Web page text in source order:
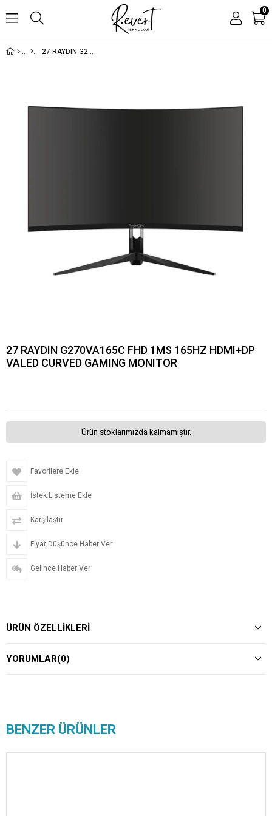
0
27 RAYDIN G270VA165C FHD 1MS 165HZ HDMI+DP VALED CURVED GAMING MONITOR
27 RAYDIN G270VA165C FHD 1MS 165HZ HDMI+DP
VALED CURVED GAMING MONITOR
Ürün stoklarımızda kalmamıştır.
Favorilere Ekle
İstek Listeme Ekle
Karşılaştır
Fiyat Düşünce Haber Ver
Gelince Haber Ver
ÜRÜN ÖZELLIKLERI
YORUMLAR(0)
BENZER ÜRÜNLER